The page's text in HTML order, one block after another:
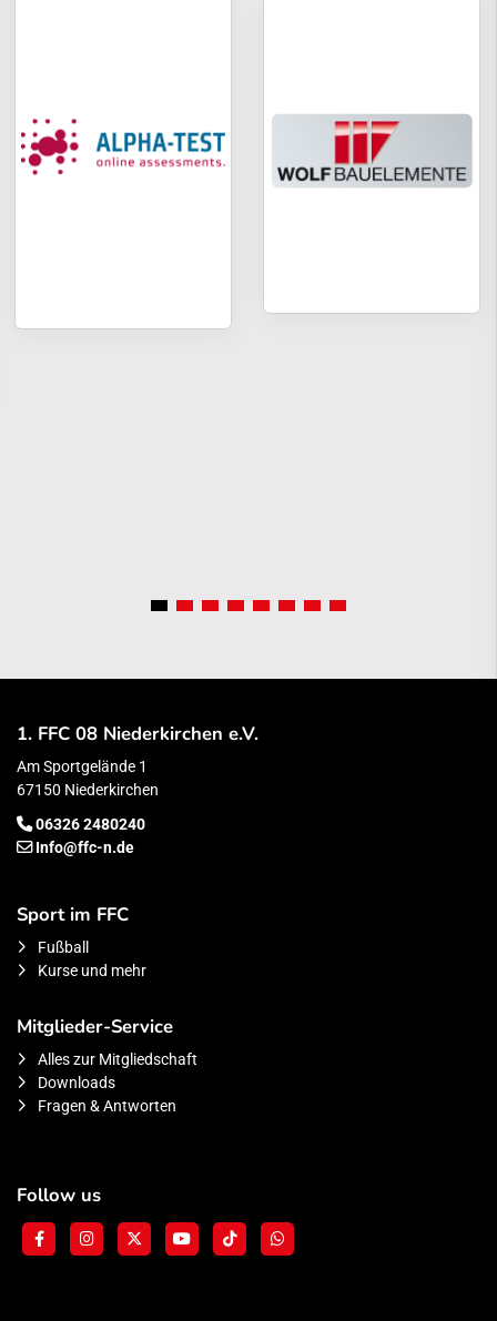
1. FFC 08 Niederkirchen e.V.
Am Sportgelände 1
67150 Niederkirchen
06326 2480240
Info@ffc-n.de
Sport im FFC
Fußball
Kurse und mehr
Mitglieder-Service
Alles zur Mitgliedschaft
Downloads
Fragen & Antworten
Follow us